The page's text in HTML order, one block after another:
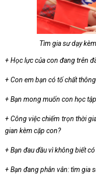
Tìm gia sư dạy
+ Học lực của con đang trên
+ Con em bạn có tố chất
+ Bạn mong muốn con học
+ Công việc chiếm trọn thời
gian kèm cặp con?
+ Bạn đau đầu vì không biết
+ Bạn đang phân vân: tìm gia